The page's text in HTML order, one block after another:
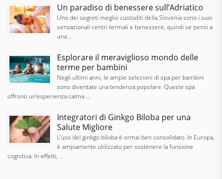
Un paradiso di benessere sull’Adriatico
Uno dei segreti meglio custoditi della Slovenia sono i suoi
sensazionali centri termali e benessere, quindi se pensi a
una …
Esplorare il meraviglioso mondo delle
terme per bambini
Negli ultimi anni, le ampie selezioni di spa per bambini
sono diventate una tendenza popolare. Queste spa
offrono un’esperienza calma …
Integratori di Ginkgo Biloba per una
Salute Migliore
L’uso del ginkgo biloba è ormai ben consolidato. In Europa,
è ampiamente utilizzato per sostenere la funzione
cognitiva. In effetti, …